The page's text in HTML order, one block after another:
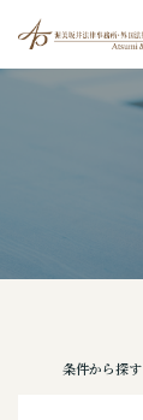
条件から探す